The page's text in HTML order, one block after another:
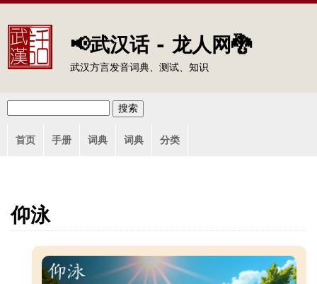
📢武汉话 - 龙人网🐉
武汉方言发音词典、测试、知识
单
索主首页 手册 词典 词典 分类
仰泳